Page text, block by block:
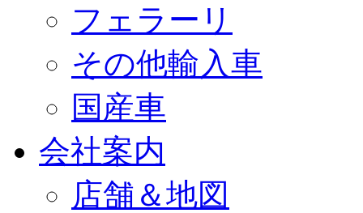
フェラーリ
その他輸入車
国産車
会社案内
店舗＆地図